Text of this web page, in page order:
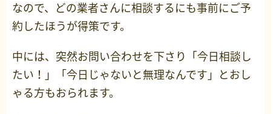
なので、どの業者さんに相談するにも事前にご予
約したほうが得策です。
中には、突然お問い合わせを下さり「今日相談し
たい！」「今日じゃないと無理なんです」とおし
ゃる方もおられます。